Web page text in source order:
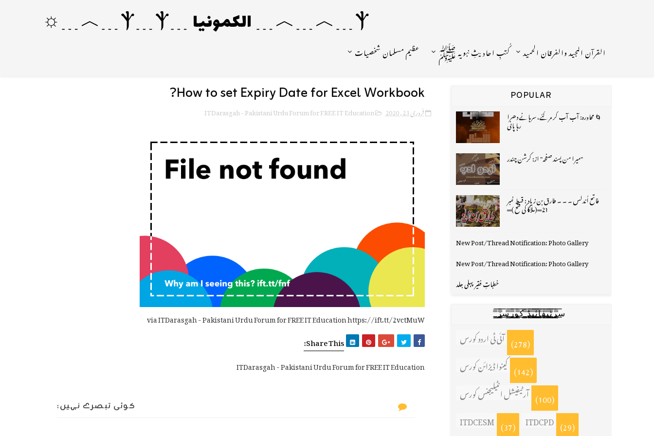
Ⲯ﹍︿﹍︿﹍ الکمونیا ﹍Ⲯ﹍Ⲯ﹍︿﹍☼
القرآن المجید والفرقان الحمید کُتبِ احادیثِ نبویہ ﷺ عظیم مسلمان شخصیات
How to set Expiry Date for Excel Workbook?
فروری 23, 2020 ITDarasgah - Pakistani Urdu Forum for FREE IT Education
via ITDarasgah - Pakistani Urdu Forum for FREE IT Education https://ift.tt/2vctMuW
Share This:
ITDarasgah - Pakistani Urdu Forum for FREE IT Education
کوئی تبصرے نہیں:
POPULAR
🌀 محاورہ: آب آب کر مر گئے، سرہانے دھرا
رہا پانی
"میرا من پسند صفحہ" از: کرشن چندر
فاتح اُندلس ۔ ۔ ۔ طارق بن زیاد : قسط نمبر
21═(ملاگا کی فتح )═
New Post/Thread Notification: Photo Gallery
New Post/Thread Notification: Photo Gallery
خطباتِ فقیر پہلی جلد
س̳̿͟͞ر̳̿͟͞ٹ̳̿͟͞ی̳̿͟͞ف̳̿͟͞ا̳̿͟͞ي̳̳̿ٔ̿͟͟͞͞ی̳̿͟͞ڈ̳̿͟͞ ̳̿͟͞ک̳̿͟͞و̳̿͟͞ر̳̿͟͞س̳̿͟͞ز̳̿͟͞
آئی ٹی اردو کورس (278)
کینوا ڈیزائن کورس (142)
آرٹیفیشل انٹیلیجنس کورس (100)
ITDCESM (37) ITDCPD (29)